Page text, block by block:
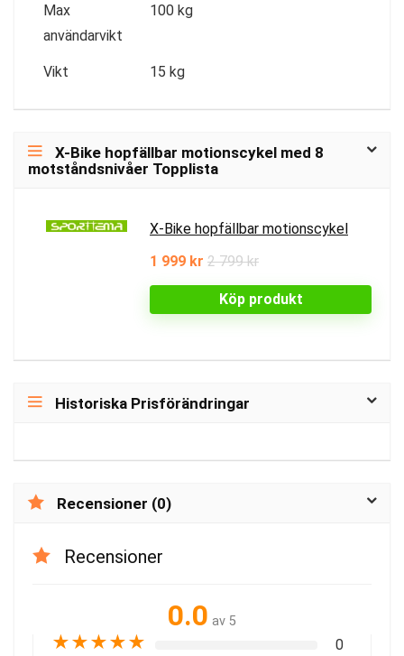
Max
användarvikt
100 kg
Vikt 15 kg
X-Bike hopfällbar motionscykel med 8
motståndsnivåer Topplista
X-Bike hopfällbar motionscykel
1 999 kr 2 799 kr
Köp produkt
Historiska Prisförändringar
Recensioner (0)
Recensioner
0.0 av 5
★★★★★ 0